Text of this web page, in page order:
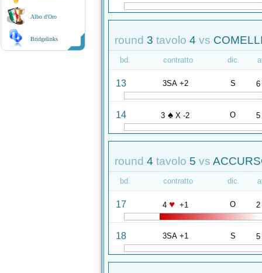
Albo d'Oro
Bridgelinks round 3 tavolo 4 vs
bd. contratto dic.
13 3SA +2 S 6
14 3 ♠ X -2 O 5
round 4 tavolo 5 vs
bd. contratto dic.
17 4 ♥ +1 O 2
18 3SA +1 S 5